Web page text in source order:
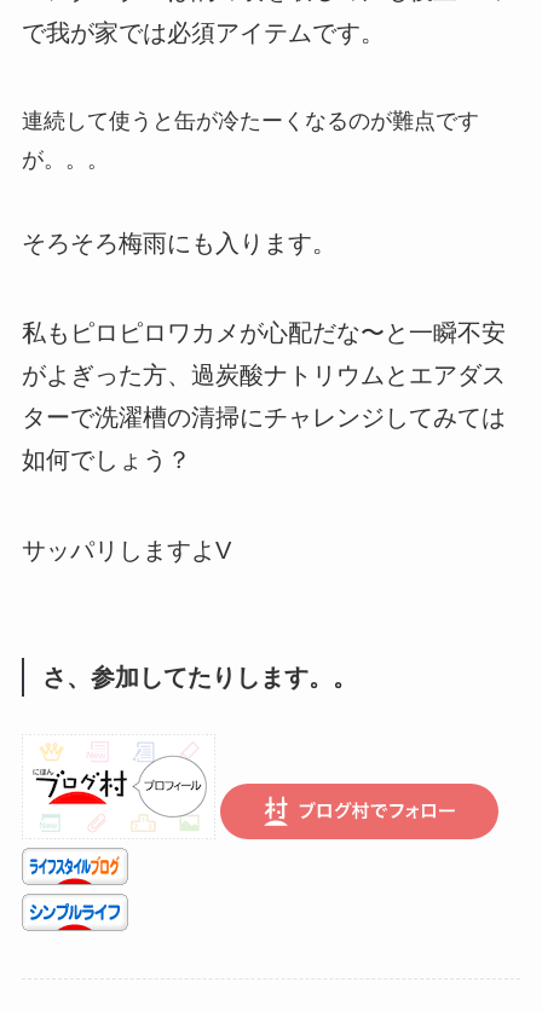
で我が家では必須アイテムです。
連続して使うと缶が冷たーくなるのが難点です
が。。。
そろそろ梅雨にも入ります。
私もピロピロワカメが心配だな〜と一瞬不安
がよぎった方、過炭酸ナトリウムとエアダス
ターで洗濯槽の清掃にチャレンジしてみては
如何でしょう？
サッパリしますよV
さ、参加してたりします。。